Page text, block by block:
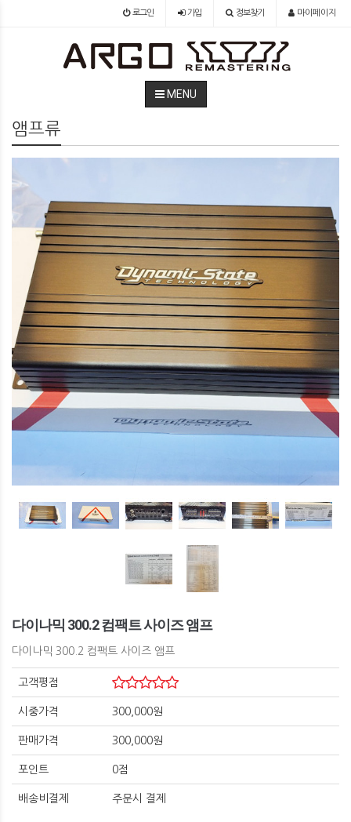
로그인 가입 정보찾기 마이페이지
MENU
앰프류
다이나믹 300.2 컴팩트 사이즈 앰프
다이나믹 300.2 컴팩트 사이즈 앰프
고객평점
시중가격 300,000원
판매가격 300,000원
포인트 0점
배송비결제 주문시 결제